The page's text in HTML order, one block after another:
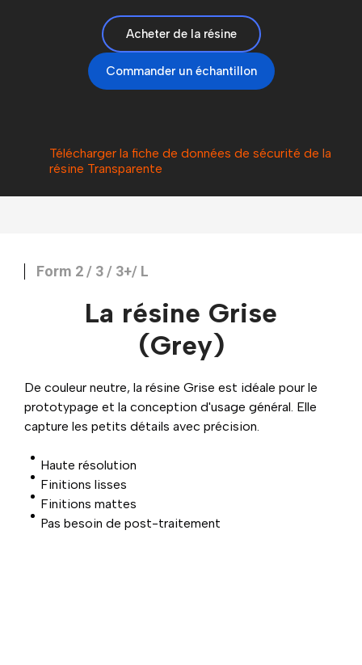
Acheter de la résine
Commander un échantillon
Télécharger la fiche de données de sécurité de la
résine Transparente
Form 2 / 3 / 3+/ L
La résine Grise
(Grey)
De couleur neutre, la résine Grise est idéale pour le
prototypage et la conception d'usage général. Elle
capture les petits détails avec précision.
Haute résolution
Finitions lisses
Finitions mattes
Pas besoin de post-traitement